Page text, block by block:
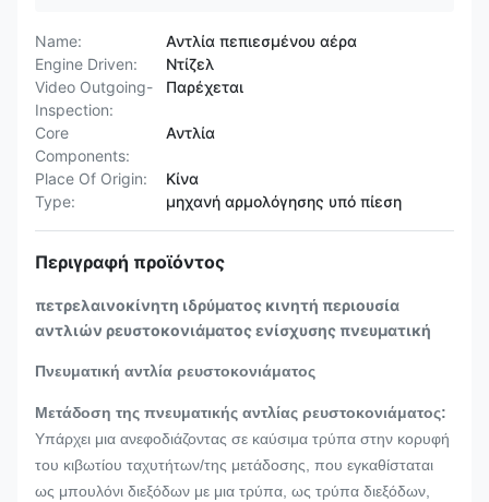
Name:
Αντλία πεπιεσμένου αέρα
Engine Driven:
Ντίζελ
Video Outgoing-
Inspection:
Παρέχεται
Core
Components:
Αντλία
Place Of Origin:
Κίνα
Type:
μηχανή αρμολόγησης υπό πίεση
Περιγραφή προϊόντος
πετρελαινοκίνητη ιδρύματος κινητή περιουσία
αντλιών ρευστοκονιάματος ενίσχυσης πνευματική
Πνευματική αντλία ρευστοκονιάματος
Μετάδοση της πνευματικής αντλίας ρευστοκονιάματος:
Υπάρχει μια ανεφοδιάζοντας σε καύσιμα τρύπα στην κορυφή
του κιβωτίου ταχυτήτων/της μετάδοσης, που εγκαθίσταται
ως μπουλόνι διεξόδων με μια τρύπα, ως τρύπα διεξόδων,